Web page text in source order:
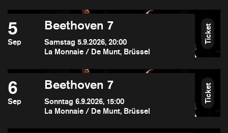
5
Sep
Beethoven 7
Samstag 5.9.2026, 20:00
La Monnaie / De Munt, Brüssel
Ticket
6
Sep
Beethoven 7
Sonntag 6.9.2026, 15:00
La Monnaie / De Munt, Brüssel
Ticket